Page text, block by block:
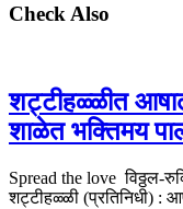
Check Also
शट्टीहळ्ळीत
शाळेत भक्तिमय
Spread the love विठ्ठल-
शट्टीहळ्ळी (प्रतिनिधी) :